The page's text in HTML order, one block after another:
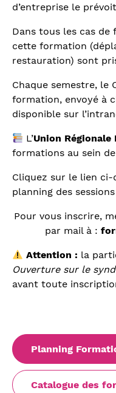
d’entreprise le
Dans tous les cas de
cette formation
restauration) sont
Chaque semestre, le
formation, envoyé à
disponible sur
L’Union Régionale
formations au sein
Cliquez sur le lien
planning des
Pour vous inscrire,
par mail à :
Attention : la
Ouverture sur le
avant toute
Planning
Catalogue des